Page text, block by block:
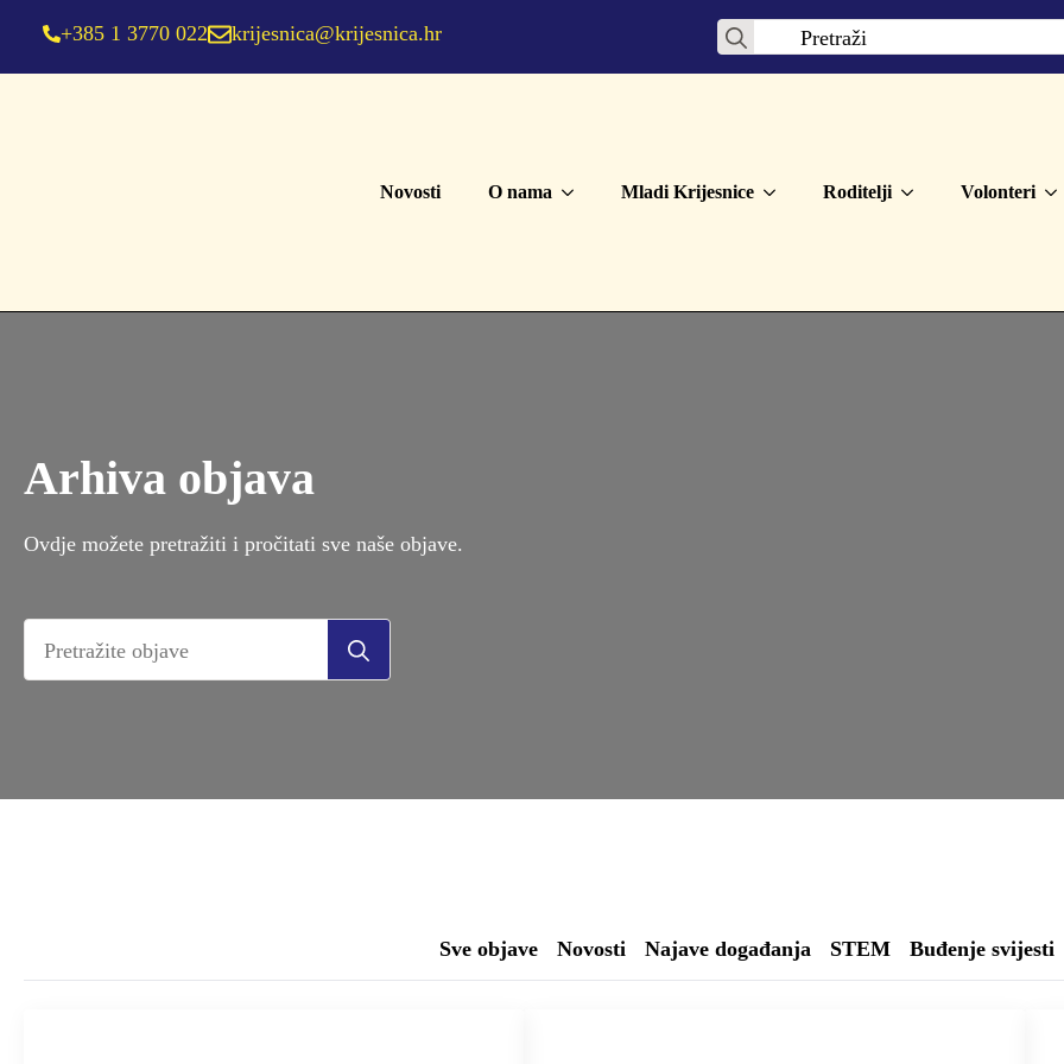
+385 1 3770 022 krijesnica@krijesnica.hr
Search
Novosti O nama Mladi Krijesnice Roditelji Volonteri
Arhiva objava
Ovdje možete pretražiti i pročitati sve naše objave.
Sve objave Novosti Najave događanja STEM Buđenje svijesti